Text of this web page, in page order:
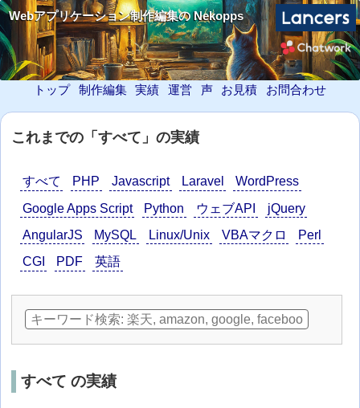
Webアプリケーション制作編集の Nekopps
トップ 制作編集 実績 運営 声 お見積 お問合わせ
これまでの「すべて」の実績
すべて PHP Javascript Laravel
WordPress
Google Apps Script
Python ウェブAPI
jQuery
AngularJS
MySQL Linux/Unix VBAマクロ
Perl
CGI
PDF 英語
すべて の実績